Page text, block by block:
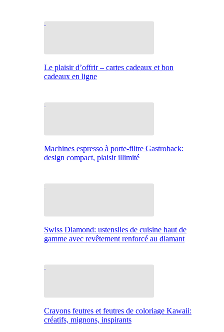
Le plaisir d’offrir – cartes cadeaux et bon
cadeaux en ligne
Machines espresso à porte-filtre Gastroback:
design compact, plaisir illimité
Swiss Diamond: ustensiles de cuisine haut de
gamme avec revêtement renforcé au diamant
Crayons feutres et feutres de coloriage Kawaii:
créatifs, mignons, inspirants